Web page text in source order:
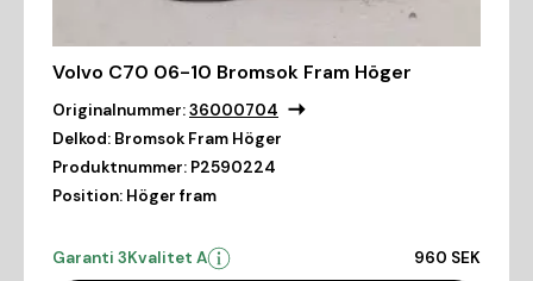
Volvo C70 06-10 Bromsok Fram Höger
Originalnummer:36000704
Delkod: Bromsok Fram Höger
Produktnummer: P2590224
Position: Höger fram
Garanti 3Kvalitet A 960 SEK